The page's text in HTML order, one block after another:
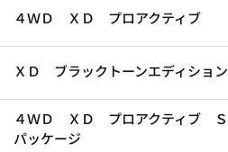
４ＷＤ ＸＤ プロアクティブ
ＸＤ ブラックトーンエディション
４ＷＤ ＸＤ プロアクティブ Ｓ
パッケージ